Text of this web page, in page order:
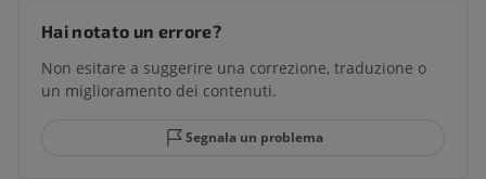
Hai notato un errore?
Non esitare a suggerire una correzione, traduzione o
un miglioramento dei contenuti.
Segnala un problema